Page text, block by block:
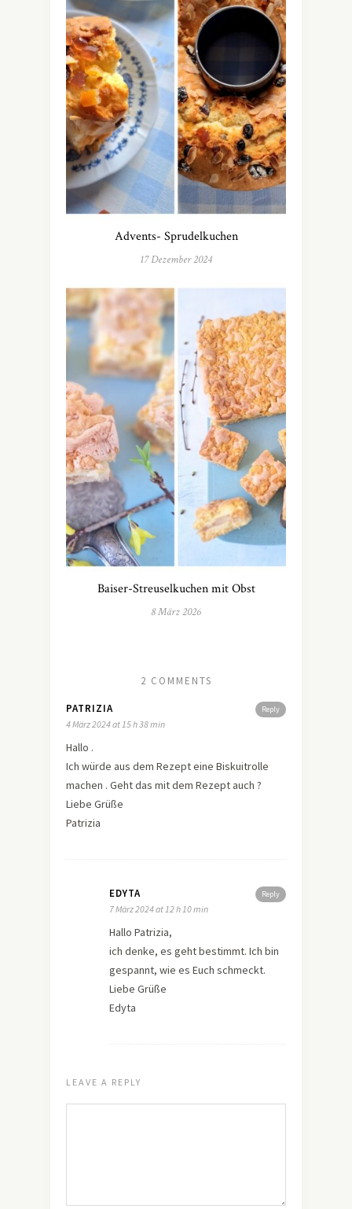
Advents- Sprudelkuchen
17 Dezember 2024
Baiser-Streuselkuchen mit Obst
8 März 2026
2 COMMENTS
Reply
PATRIZIA
4 März 2024 at 15 h 38 min
Hallo .
Ich würde aus dem Rezept eine Biskuitrolle
machen . Geht das mit dem Rezept auch ?
Liebe Grüße
Patrizia
Reply
EDYTA
7 März 2024 at 12 h 10 min
Hallo Patrizia,
ich denke, es geht bestimmt. Ich bin
gespannt, wie es Euch schmeckt.
Liebe Grüße
Edyta
LEAVE A REPLY